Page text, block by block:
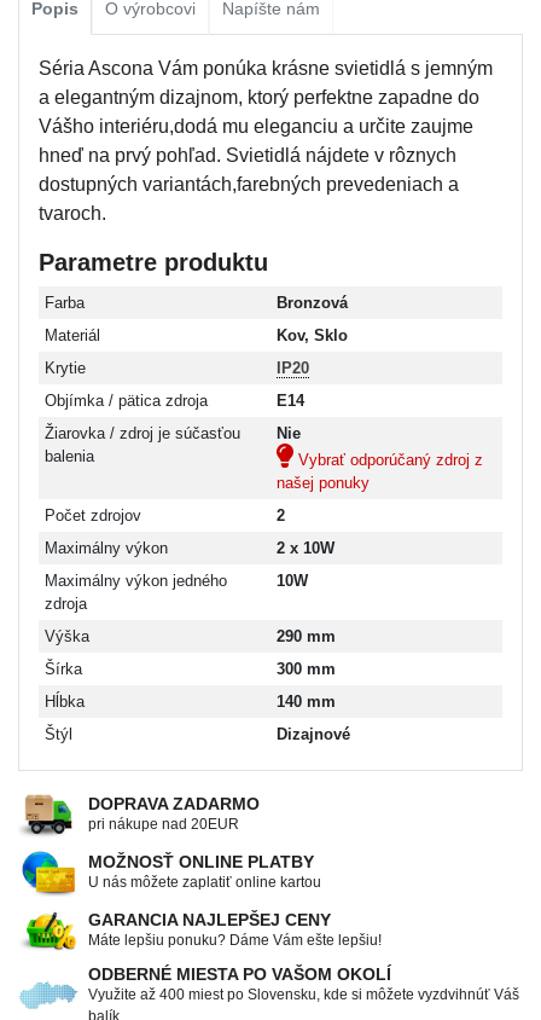
Popis O výrobcovi Napíšte nám
Séria Ascona Vám ponúka krásne svietidlá s jemným
a elegantným dizajnom, ktorý perfektne zapadne do
Vášho interiéru,dodá mu eleganciu a určite zaujme
hneď na prvý pohľad. Svietidlá nájdete v rôznych
dostupných variantách,farebných prevedeniach a
tvaroch.
Parametre produktu
Farba
Bronzová
Materiál
Kov, Sklo
Krytie
IP20
Objímka / pätica zdroja
E14
Žiarovka / zdroj je súčasťou
balenia
Nie
Vybrať odporúčaný zdroj z
našej ponuky
Počet zdrojov
2
Maximálny výkon
2 x 10W
Maximálny výkon jedného
zdroja
10W
Výška
290 mm
Šírka
300 mm
Hĺbka
140 mm
Štýl
Dizajnové
DOPRAVA ZADARMO
pri nákupe nad 20EUR
MOŽNOSŤ ONLINE PLATBY
U nás môžete zaplatiť online kartou
GARANCIA NAJLEPŠEJ CENY
Máte lepšiu ponuku? Dáme Vám ešte lepšiu!
ODBERNÉ MIESTA PO VAŠOM OKOLÍ
Využite až 400 miest po Slovensku, kde si môžete vyzdvihnúť Váš
balík